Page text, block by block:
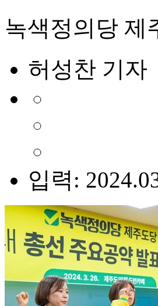
녹색정의당 제
허성찬 기자
입력: